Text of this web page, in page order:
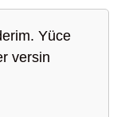
Yüce
versin